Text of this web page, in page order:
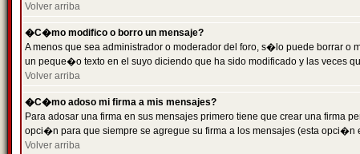
Volver arriba
�C�mo modifico o borro un mensaje?
A menos que sea administrador o moderador del foro, s�lo puede borrar o
un peque�o texto en el suyo diciendo que ha sido modificado y las veces
Volver arriba
�C�mo adoso mi firma a mis mensajes?
Para adosar una firma en sus mensajes primero tiene que crear una firma
opci�n para que siempre se agregue su firma a los mensajes (esta
Volver arriba